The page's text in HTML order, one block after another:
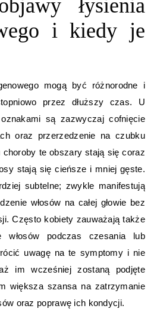
łysienia
i kiedy je
mogą być różnorodne i
przez dłuższy czas. U
są zazwyczaj cofnięcie
oraz przerzedzenie na czubku
choroby te obszary stają się coraz
stają się cieńsze i mniej gęste.
subtelne; zwykle manifestują
włosów na całej głowie bez
Często kobiety zauważają także
włosów podczas czesania lub
uwagę na te symptomy i nie
im wcześniej zostaną podjęte
większa szansa na zatrzymanie
oraz poprawę ich kondycji.